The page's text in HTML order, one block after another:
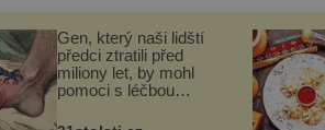
Gen, který naši lidští
předci ztratili před
miliony let, by mohl
pomoci s léčbou